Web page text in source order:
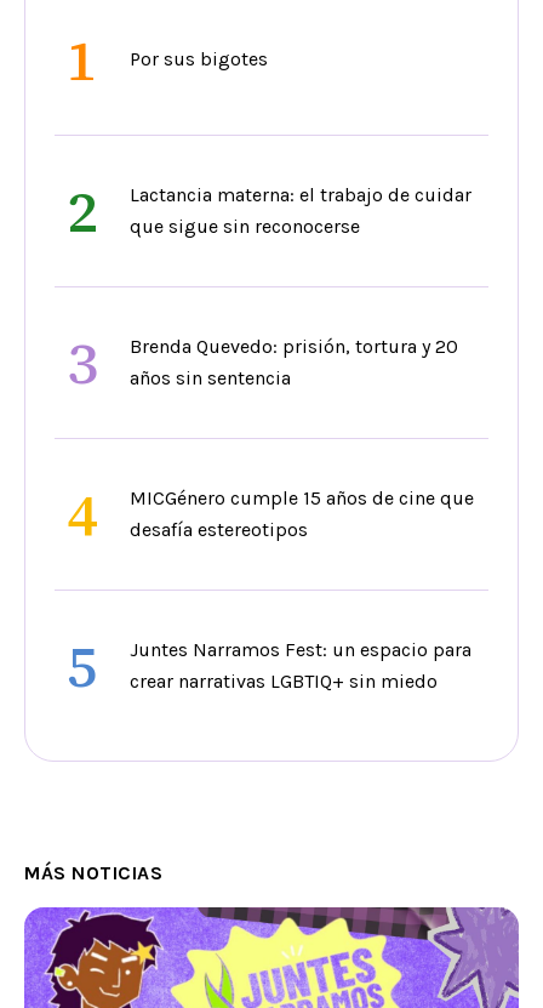
1 Por sus bigotes
2
Lactancia materna: el trabajo de cuidar
que sigue sin reconocerse
3
Brenda Quevedo: prisión, tortura y 20
años sin sentencia
4
MICGénero cumple 15 años de cine que
desafía estereotipos
5
Juntes Narramos Fest: un espacio para
crear narrativas LGBTIQ+ sin miedo
MÁS NOTICIAS